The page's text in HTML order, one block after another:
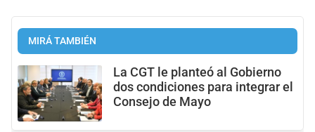
MIRÁ TAMBIÉN
La CGT le planteó al Gobierno
dos condiciones para integrar el
Consejo de Mayo